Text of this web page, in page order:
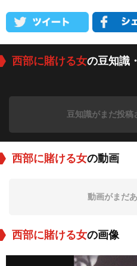
西部に賭ける女の豆知識
豆知識がまだ投稿
西部に賭ける女の動画
動画がまだ
西部に賭ける女の画像